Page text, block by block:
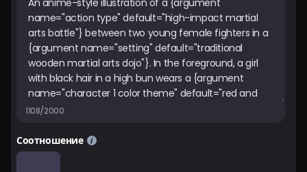
1108/2000
Соотношение